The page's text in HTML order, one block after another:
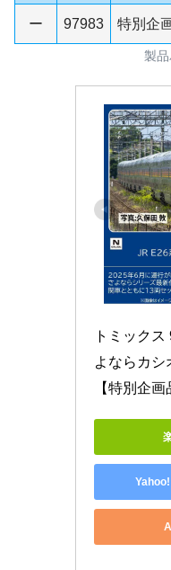
ー 97983 特別企
製
トミック
よならカシ
【特別企画